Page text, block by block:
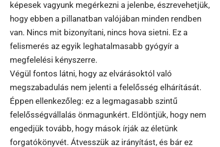
képesek vagyunk megérkezni a jelenbe, észrevehetjük,
hogy ebben a pillanatban valójában minden rendben
van. Nincs mit bizonyítani, nincs hova sietni. Ez a
felismerés az egyik leghatalmasabb gyógyír a
megfelelési kényszerre.
Végül fontos látni, hogy az elvárásoktól való
megszabadulás nem jelenti a felelősség elhárítását.
Éppen ellenkezőleg: ez a legmagasabb szintű
felelősségvállalás önmagunkért. Eldöntjük, hogy nem
engedjük tovább, hogy mások írják az életünk
forgatókönyvét. Átvesszük az irányítást, és bár ez